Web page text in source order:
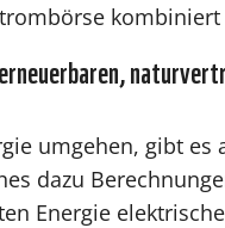
umgehen, gibt
dazu
Energie